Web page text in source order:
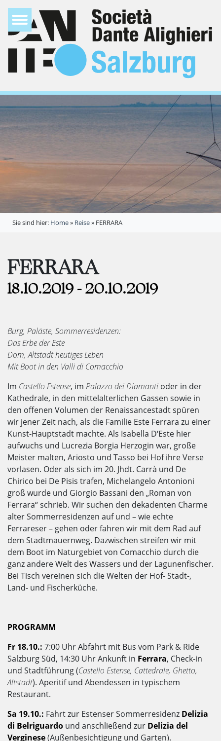
Sie sind hier: Home» Reise» FERRARA
FERRARA
18.10.2019 - 20.10.2019
Burg, Paläste, Sommerresidenzen:
Das Erbe der Este
Dom, Altstadt heutiges Leben
Mit Boot in den Valli di Comacchio
Im Castello Estense, im Palazzo dei Diamanti oder in der
Kathedrale, in den mittelalterlichen Gassen sowie in
den offenen Volumen der Renaissancestadt spüren
wir jener Zeit nach, als die Familie Este Ferrara zu einer
Kunst-Hauptstadt machte. Als Isabella D‘Este hier
aufwuchs und Lucrezia Borgia Herzogin war, große
Meister malten, Ariosto und Tasso bei Hof ihre Verse
vorlasen. Oder als sich im 20. Jhdt. Carrà und De
Chirico bei De Pisis trafen, Michelangelo Antonioni
groß wurde und Giorgio Bassani den „Roman von
Ferrara“ schrieb. Wir suchen den dekadenten Charme
alter Sommerresidenzen auf und – wie echte
Ferrareser – gehen oder fahren wir mit dem Rad auf
dem Stadtmauernweg. Dazwischen streifen wir mit
dem Boot im Naturgebiet von Comacchio durch die
ganz andere Welt des Wassers und der Lagunenfischer.
Bei Tisch vereinen sich die Welten der Hof- Stadt-,
Land- und Fischerküche.
PROGRAMM
Fr 18.10.: 7:00 Uhr Abfahrt mit Bus vom Park & Ride
Salzburg Süd, 14:30 Uhr Ankunft in Ferrara, Check-in
und Stadtführung (Castello Estense, Cattedrale, Ghetto,
Altstadt). Aperitif und Abendessen in typischem
Restaurant.
Sa 19.10.: Fahrt zur Estenser Sommerresidenz Delizia
di Belriguardo und anschließend zur Delizia del
Verginese(Außenbesichtigung und Garten).